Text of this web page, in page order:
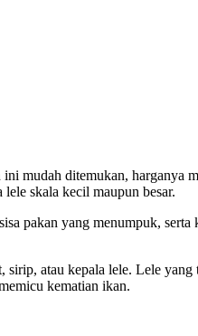
mudah ditemukan,
skala kecil maupun besar.
pakan yang menumpuk,
atau kepala lele. Lele
kematian ikan.